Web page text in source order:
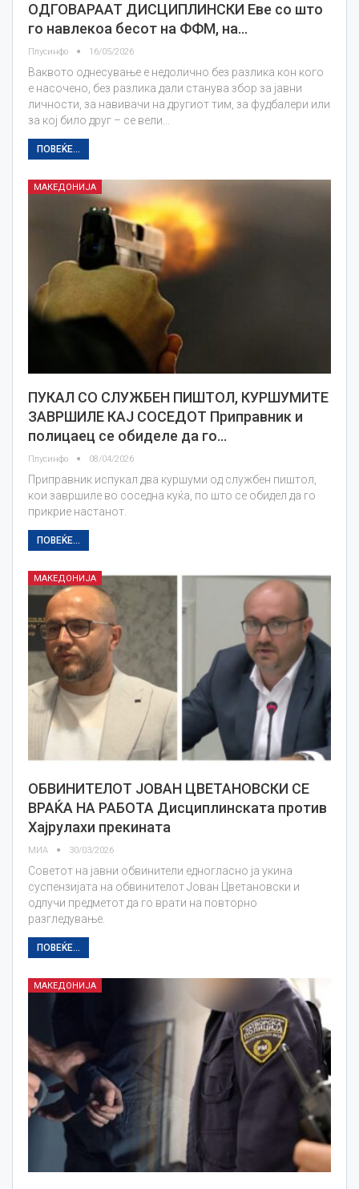
ОДГОВАРААТ ДИСЦИПЛИНСКИ Еве со што
го навлекоа бесот на ФФМ, на…
Плусинфо 16/05/2026
Ваквото однесување е недолично без разлика кон кого
е насочено, без разлика дали станува збор за јавни
личности, за навивачи на другиот тим, за фудбалери или
за кој било друг – се вели…
ПОВЕЌЕ...
МАКЕДОНИЈА
ПУКАЛ СО СЛУЖБЕН ПИШТОЛ, КУРШУМИТЕ
ЗАВРШИЛЕ КАЈ СОСЕДОТ Приправник и
полицаец се обиделе да го…
Плусинфо 08/04/2026
Приправник испукал два куршуми од службен пиштол,
кои завршиле во соседна куќа, по што се обидел да го
прикрие настанот.
ПОВЕЌЕ...
МАКЕДОНИЈА
ОБВИНИТЕЛОТ ЈОВАН ЦВЕТАНОВСКИ СЕ
ВРАЌА НА РАБОТА Дисциплинската против
Хајрулахи прекината
МИА 30/03/2026
Советот на јавни обвинители едногласно ја укина
суспензијата на обвинителот Јован Цветановски и
одлучи предметот да го врати на повторно
разгледување.
ПОВЕЌЕ...
МАКЕДОНИЈА